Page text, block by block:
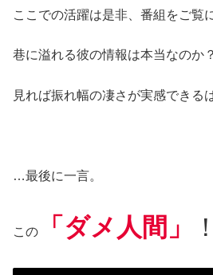
ここでの活躍は是非、番組をご覧
巷に溢れる彼の情報は本当なのか？
見れば振れ幅の凄さが実感できる
…最後に一言。
この 「ダメ人間」